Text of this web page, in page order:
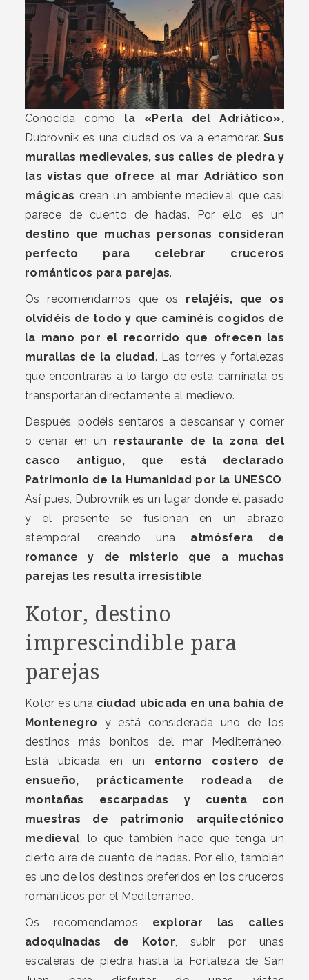
Conocida como la «Perla del Adriático»,
Dubrovnik es una ciudad os va a enamorar.Sus
murallas medievales, sus calles de piedra y
las vistas que ofrece al mar Adriático son
mágicas crean un ambiente medieval que casi
parece de cuento de hadas. Por ello, es un
destino que muchas personas consideran
perfecto para celebrar cruceros
románticos para parejas.
Os recomendamos que os relajéis, que os
olvidéis de todo y que caminéis cogidos de
la mano por el recorrido que ofrecen las
murallas de la ciudad. Las torres y fortalezas
que encontrarás a lo largo de esta caminata os
transportarán directamente al medievo.
Después, podéis sentaros a descansar y comer
o cenar en un restaurante de la zona del
casco antiguo, que está declarado
Patrimonio de la Humanidad por la UNESCO.
Así pues, Dubrovnik es un lugar donde el pasado
y el presente se fusionan en un abrazo
atemporal, creando una atmósfera de
romance y de misterio que a muchas
parejas les resulta irresistible.
Kotor, destino
imprescindible para
parejas
Kotor es una ciudad ubicada en una bahía de
Montenegro y está considerada uno de los
destinos más bonitos del mar Mediterráneo.
Está ubicada en un entorno costero de
ensueño, prácticamente rodeada de
montañas escarpadas y cuenta con
muestras de patrimonio arquitectónico
medieval , lo que también hace que tenga un
cierto aire de cuento de hadas. Por ello, también
es uno de los destinos preferidos en los cruceros
románticos por el Mediterráneo.
Os recomendamos explorar las calles
adoquinadas de Kotor , subir por unas
escaleras de piedra hasta la Fortaleza de San